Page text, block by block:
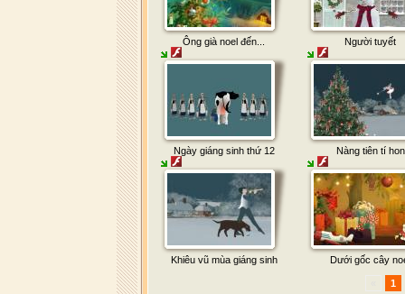
Ông già noel đến... Người tuyết
Ngày giáng sinh thứ 12 Nàng tiên tí hon
Khiêu vũ mùa giáng sinh Dưới gốc cây
1